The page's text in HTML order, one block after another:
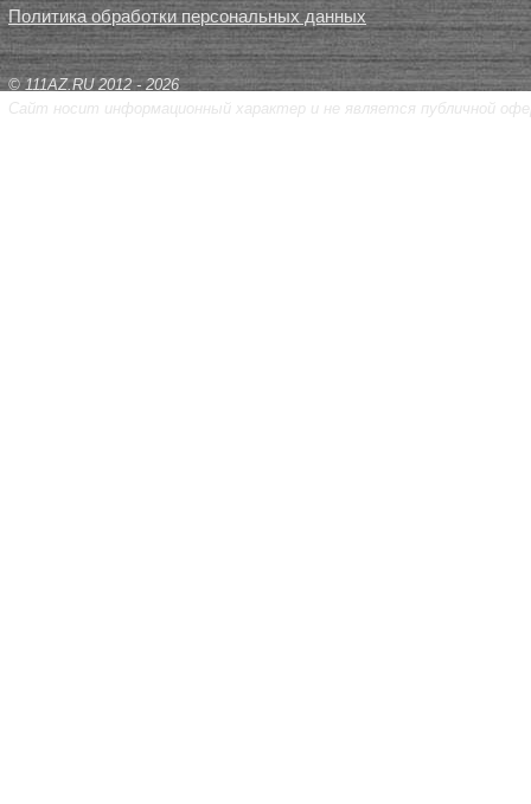
Политика обработки персональных данных
© 111AZ.RU 2012 - 2026
Сайт носит информационный характер и не является публичной